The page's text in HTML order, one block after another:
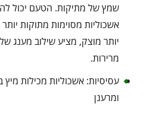
שמץ של מתיקות. הטעם יכול
אשכוליות מסוימות מתוקות
יותר מוצק, מציע שילוב מענג
מרירות.
עסיסיות: אשכוליות מכילות
ומרענן